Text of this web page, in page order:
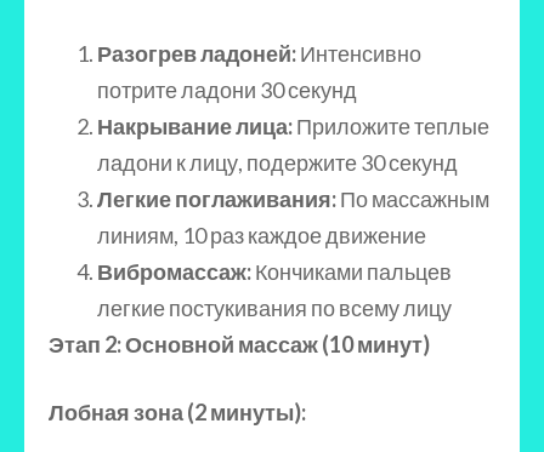
Разогрев ладоней:Интенсивно
потрите ладони 30 секунд
Накрывание лица:Приложите теплые
ладони к лицу, подержите 30 секунд
Легкие поглаживания:По массажным
линиям, 10 раз каждое движение
Вибромассаж:Кончиками пальцев
легкие постукивания по всему лицу
Этап 2: Основной массаж (10 минут)
Лобная зона (2 минуты):